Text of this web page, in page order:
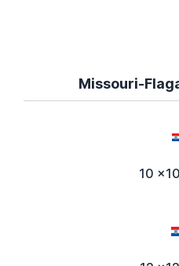
Missouri-
10